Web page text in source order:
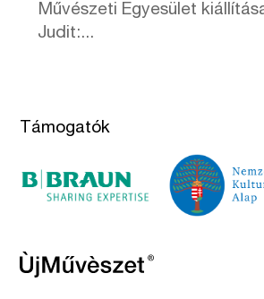
Művészeti Egyesület
Judit:...
Támogatók